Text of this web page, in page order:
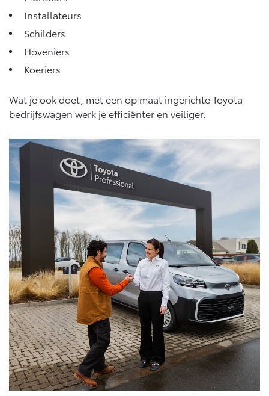
Installateurs
Schilders
Hoveniers
Koeriers
Wat je ook doet, met een op maat ingerichte Toyota
bedrijfswagen werk je efficiënter en veiliger.